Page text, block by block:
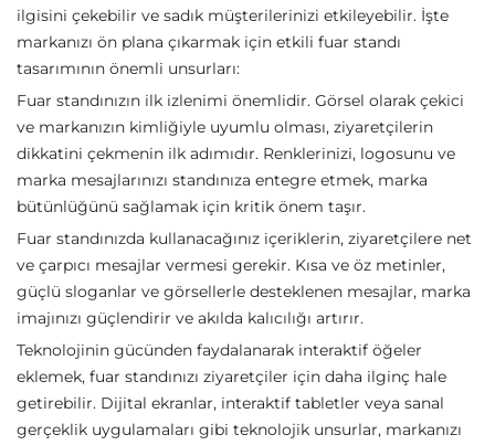
ilgisini çekebilir ve sadık müşterilerinizi etkileyebilir. İşte
markanızı ön plana çıkarmak için etkili fuar standı
tasarımının önemli unsurları:
Fuar standınızın ilk izlenimi önemlidir. Görsel olarak çekici
ve markanızın kimliğiyle uyumlu olması, ziyaretçilerin
dikkatini çekmenin ilk adımıdır. Renklerinizi, logosunu ve
marka mesajlarınızı standınıza entegre etmek, marka
bütünlüğünü sağlamak için kritik önem taşır.
Fuar standınızda kullanacağınız içeriklerin, ziyaretçilere net
ve çarpıcı mesajlar vermesi gerekir. Kısa ve öz metinler,
güçlü sloganlar ve görsellerle desteklenen mesajlar, marka
imajınızı güçlendirir ve akılda kalıcılığı artırır.
Teknolojinin gücünden faydalanarak interaktif öğeler
eklemek, fuar standınızı ziyaretçiler için daha ilginç hale
getirebilir. Dijital ekranlar, interaktif tabletler veya sanal
gerçeklik uygulamaları gibi teknolojik unsurlar, markanızı